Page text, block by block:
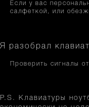
Если у вас
салфеткой, или
Я разобрал
Проверить сигналы
P.S. Клавиатуры